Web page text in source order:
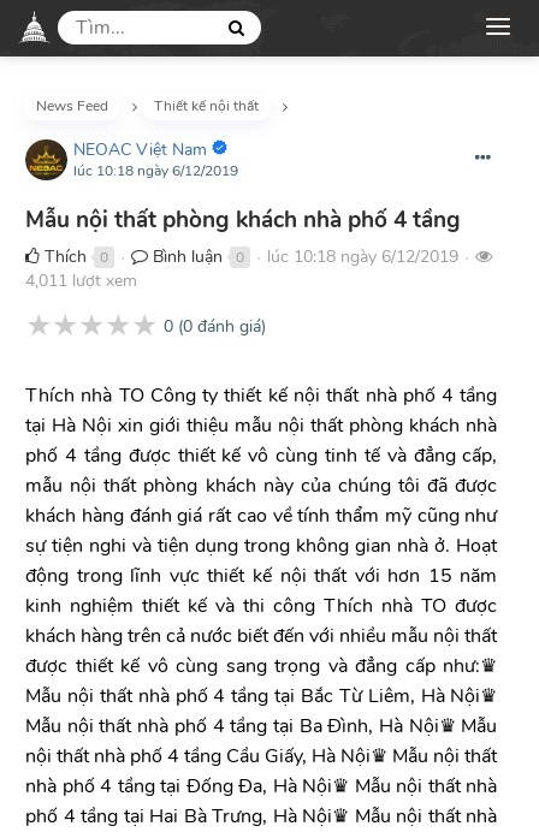
News Feed Thiết kế nội thất
NEOAC Việt Nam
lúc 10:18 ngày 6/12/2019
Mẫu nội thất phòng khách nhà phố 4 tầng
Thích 0 ● Bình luận 0 ● lúc 10:18 ngày 6/12/2019 ●
4,011 lượt xem
★★★★★ 0 (0 đánh giá)
Thích nhà TO Công ty thiết kế nội thất nhà phố 4 tầng
tại Hà Nội xin giới thiệu mẫu nội thất phòng khách nhà
phố 4 tầng được thiết kế vô cùng tinh tế và đẳng cấp,
mẫu nội thất phòng khách này của chúng tôi đã được
khách hàng đánh giá rất cao về tính thẩm mỹ cũng như
sự tiện nghi và tiện dụng trong không gian nhà ở. Hoạt
động trong lĩnh vực thiết kế nội thất với hơn 15 năm
kinh nghiệm thiết kế và thi công Thích nhà TO được
khách hàng trên cả nước biết đến với nhiều mẫu nội thất
được thiết kế vô cùng sang trọng và đẳng cấp như:♛
Mẫu nội thất nhà phố 4 tầng tại Bắc Từ Liêm, Hà Nội♛
Mẫu nội thất nhà phố 4 tầng tại Ba Đình, Hà Nội♛ Mẫu
nội thất nhà phố 4 tầng Cầu Giấy, Hà Nội♛ Mẫu nội thất
nhà phố 4 tầng tại Đống Đa, Hà Nội♛ Mẫu nội thất nhà
phố 4 tầng tại Hai Bà Trưng, Hà Nội♛ Mẫu nội thất nhà